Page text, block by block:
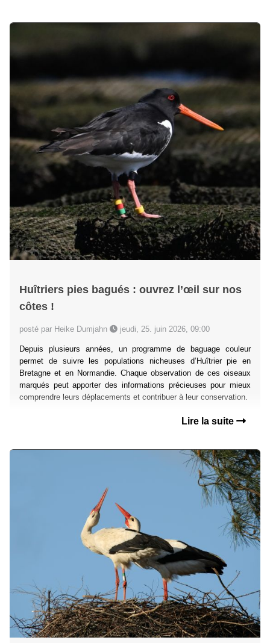
Huîtriers pies bagués : ouvrez l’œil sur nos
côtes !
posté par Heike Dumjahn jeudi, 25. juin 2026, 09:00
Depuis plusieurs années, un programme de baguage couleur
permet de suivre les populations nicheuses d’Huîtrier pie en
Bretagne et en Normandie. Chaque observation de ces oiseaux
marqués peut apporter des informations précieuses pour mieux
comprendre leurs déplacements et contribuer à leur conservation.
Lire la suite